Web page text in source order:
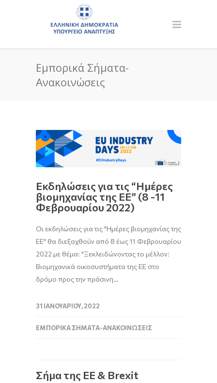
Εμπορικά Σήματα-
Ανακοινώσεις
Εκδηλώσεις για τις “Ημέρες
βιομηχανίας της ΕΕ” (8 -11
Φεβρουαρίου 2022)
Οι εκδηλώσεις για τις "Ημέρες βιομηχανίας της
ΕΕ" θα διεξαχθούν από 8 έως 11 Φεβρουαρίου
2022 με θέμα: "Ξεκλειδώνοντας το μέλλον:
Βιομηχανικά οικοσυστήματα της ΕΕ στο
δρόμο προς την πράσινη…
31 ΙΑΝΟΥΑΡΊΟΥ, 2022
ΕΜΠΟΡΙΚΆ ΣΉΜΑΤΑ-ΑΝΑΚΟΙΝΏΣΕΙΣ
Σήμα της ΕΕ & Brexit